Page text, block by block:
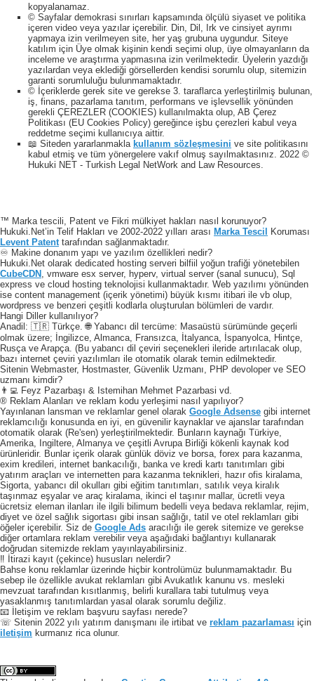
kopyalanamaz.
© Sayfalar demokrasi sınırları kapsamında ölçülü siyaset ve politika
içeren video veya yazılar içerebilir. Din, Dil, Irk ve cinsiyet ayrımı
yapmaya izin verilmeyen site, her yaş grubuna uygundur. Siteye
katılım için Üye olmak kişinin kendi seçimi olup, üye olmayanların da
inceleme ve araştırma yapmasına izin verilmektedir. Üyelerin yazdığı
yazılardan veya eklediği görsellerden kendisi sorumlu olup, sitemizin
garanti sorumluluğu bulunmamaktadır.
© İçeriklerde gerek site ve gerekse 3. taraflarca yerleştirilmiş bulunan,
iş, finans, pazarlama tanıtım, performans ve işlevsellik yönünden
gerekli ÇEREZLER (COOKIES) kullanılmakta olup, AB Çerez
Politikası (EU Cookies Policy) gereğince işbu çerezleri kabul veya
reddetme seçimi kullanıcıya aittir.
📖 Siteden yararlanmakla kullanım sözleşmesini ve site politikasını
kabul etmiş ve tüm yönergelere vakıf olmuş sayılmaktasınız. 2022 ©
Hukuki NET - Turkish Legal NetWork and Law Resources.
™ Marka tescili, Patent ve Fikri mülkiyet hakları nasıl korunuyor?
Hukuki.Net’in Telif Hakları ve 2002-2022 yılları arası Marka Tescil
Koruması
Levent Patent tarafından sağlanmaktadır.
♾️ Makine donanım yapı ve yazılım özellikleri nedir?
Hukuki.Net olarak dedicated hosting serveri bilfiil yoğun trafiği yönetebilen
CubeCDN
, vmware esx server, hyperv, virtual server (sanal sunucu), Sql
express ve cloud hosting teknolojisi kullanmaktadır. Web yazılımı yönünden
ise content management (içerik yönetimi) büyük kısmı itibari ile vb olup,
wordpress ve benzeri çeşitli kodlarla oluşturulan bölümleri de vardır.
Hangi Diller kullanılıyor?
Anadil: 🇹🇷 Türkçe. 🌐 Yabancı dil tercüme: Masaüstü sürümünde geçerli
olmak üzere; İngilizce, Almanca, Fransızca, İtalyanca, İspanyolca, Hintçe,
Rusça ve Arapça. (Bu yabancı dil çeviri seçenekleri ileride artırılacak olup,
bazı internet çeviri yazılımları ile otomatik olarak temin edilmektedir.
Sitenin Webmaster, Hostmaster, Güvenlik Uzmanı, PHP devoloper ve SEO
uzmanı kimdir?
👨‍💻 Feyz Pazarbaşı & Istemihan Mehmet Pazarbasi vd.
® Reklam Alanları ve reklam kodu yerleşimi nasıl yapılıyor?
Yayınlanan lansman ve reklamlar genel olarak Google Adsense gibi internet
reklamcılığı konusunda en iyi, en güvenilir kaynaklar ve ajanslar tarafından
otomatik olarak (Re'sen) yerleştirilmektedir. Bunların kaynağı Türkiye,
Amerika, Ingiltere, Almanya ve çeşitli Avrupa Birliği kökenli kaynak kod
ürünleridir. Bunlar içerik olarak günlük döviz ve borsa, forex para kazanma,
exim kredileri, internet bankacılığı, banka ve kredi kartı tanıtımları gibi
yatırım araçları ve internetten para kazanma teknikleri, hazır ofis kiralama,
Sigorta, yabancı dil okulları gibi eğitim tanıtımları, satılık veya kiralık
taşınmaz eşyalar ve araç kiralama, ikinci el taşınır mallar, ücretli veya
ücretsiz eleman ilanları ile ilgili bilimum bedelli veya bedava reklamlar, rejim,
diyet ve özel sağlık sigortası gibi insan sağlığı, tatil ve otel reklamları gibi
öğeler içerebilir. Siz de Google Ads aracılığı ile gerek sitemize ve gerekse
diğer ortamlara reklam verebilir veya aşağıdaki bağlantıyı kullanarak
doğrudan sitemizde reklam yayınlayabilirsiniz.
‼️ İtirazi kayıt (çekince) hususları nelerdir?
Bahse konu reklamlar üzerinde hiçbir kontrolümüz bulunmamaktadır. Bu
sebep ile özellikle avukat reklamları gibi Avukatlık kanunu vs. mesleki
mevzuat tarafından kısıtlanmış, belirli kurallara tabi tutulmuş veya
yasaklanmış tanıtımlardan yasal olarak sorumlu değiliz.
📧 İletişim ve reklam başvuru sayfası nerede?
☏ Sitenin 2022 yılı yatırım danışmanı ile irtibat ve reklam pazarlaması için
iletişim kurmanız rica olunur.